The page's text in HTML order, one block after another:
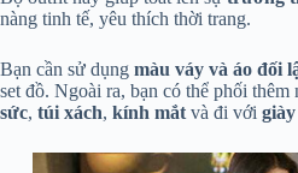
nàng tinh tế, yêu thích thời trang.
Bạn cần sử dụng màu váy và áo đối
set đồ. Ngoài ra, bạn có thể phối
sức, túi xách, kính mắt và đi với